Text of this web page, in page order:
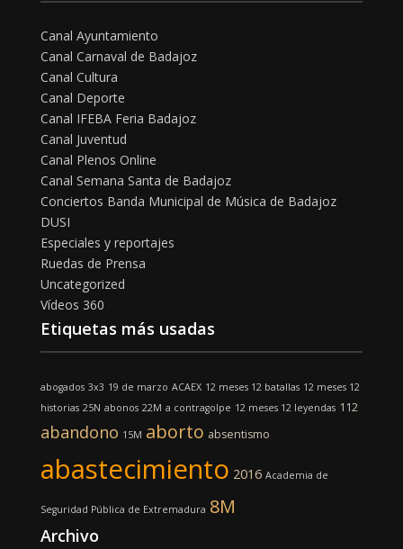
Canal Ayuntamiento
Canal Carnaval de Badajoz
Canal Cultura
Canal Deporte
Canal IFEBA Feria Badajoz
Canal Juventud
Canal Plenos Online
Canal Semana Santa de Badajoz
Conciertos Banda Municipal de Música de Badajoz
DUSI
Especiales y reportajes
Ruedas de Prensa
Uncategorized
Vídeos 360
Etiquetas más usadas
abogados 3x3 19 de marzo ACAEX 12 meses 12 batallas 12 meses 12
historias 25N abonos 22M a contragolpe 12 meses 12 leyendas 112
abandono 15M aborto absentismo
abastecimiento 2016 Academia de
Seguridad Pública de Extremadura 8M
Archivo